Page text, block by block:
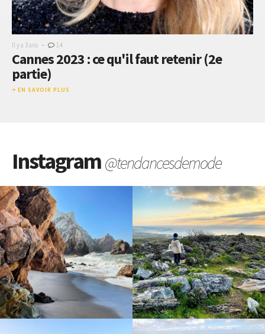
Il y a 3 ans - 14
Cannes 2023 : ce qu'il faut retenir (2e
partie)
EN SAVOIR PLUS
Instagram@tendancesdemode